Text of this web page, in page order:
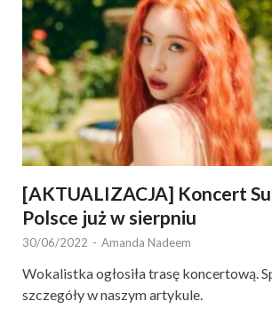
[AKTUALIZACJA] Koncert
Polsce już w sierpniu
30/06/2022 - Amanda Nadeem
Wokalistka ogłosiła trasę koncertową.
szczegóły w naszym artykule.